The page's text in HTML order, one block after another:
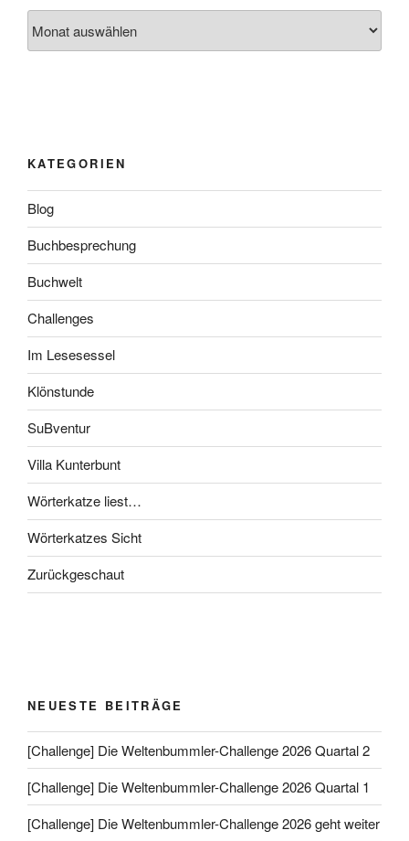
KATEGORIEN
Blog
Buchbesprechung
Buchwelt
Challenges
Im Lesesessel
Klönstunde
SuBventur
Villa Kunterbunt
Wörterkatze liest…
Wörterkatzes Sicht
Zurückgeschaut
NEUESTE BEITRÄGE
[Challenge] Die Weltenbummler-Challenge 2026 Quartal 2
[Challenge] Die Weltenbummler-Challenge 2026 Quartal 1
[Challenge] Die Weltenbummler-Challenge 2026 geht weiter